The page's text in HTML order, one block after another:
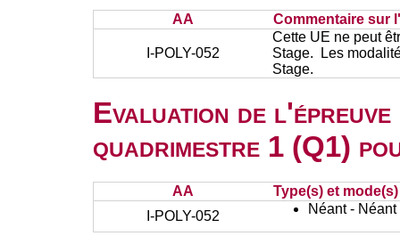
AA Commentaire sur
I-POLY-052
Cette UE ne peut
Stage. Les
Stage.
Evaluation de
quadrimestre 1 (Q1)
AA
Type(s) et
I-POLY-052
Néant - Néant